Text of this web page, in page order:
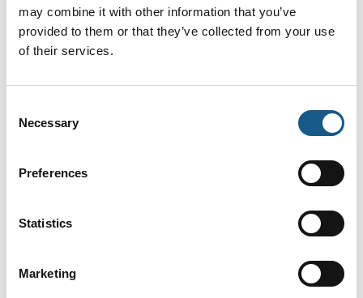
may combine it with other information that you’ve
provided to them or that they’ve collected from your use
of their services.
Selection
Necessary
Preferences
Statistics
Marketing
På messen
Fittings, slanger & tilbehør
AUTOMATIK
Dette produkt kan opleves på udstillerens stand på messen